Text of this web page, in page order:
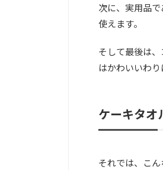
次に、実用品
使えます。
そして最後は
はかわいいわ
ケーキタオ
それでは、こ